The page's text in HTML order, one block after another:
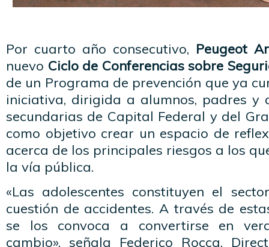
Por cuarto año consecutivo, Peugeot
nuevo Ciclo de Conferencias sobre
de un Programa de prevención que ya
iniciativa, dirigida a alumnos, padres y
secundarias de Capital Federal y del
como objetivo crear un espacio de
acerca de los principales riesgos a los
la vía pública.
«Las adolescentes constituyen el
cuestión de accidentes. A través de
se los convoca a convertirse en
cambio», señala Federico Rocca,